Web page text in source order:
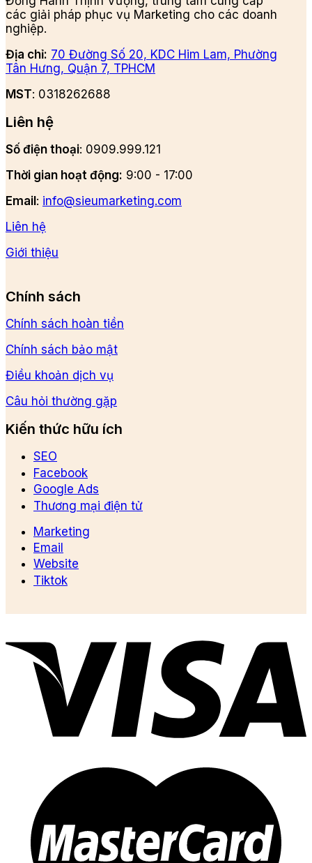
các giải pháp phục vụ Marketing cho các doanh
nghiệp.
Địa chỉ: 70 Đường Số 20, KDC Him Lam, Phường
Tân Hưng, Quận 7, TPHCM
MST: 0318262688
Liên hệ
Số điện thoại: 0909.999.121
Thời gian hoạt động: 9:00 - 17:00
Email: info@sieumarketing.com
Liên hệ
Giới thiệu
Chính sách
Chính sách hoàn tiền
Chính sách bảo mật
Điều khoản dịch vụ
Câu hỏi thường gặp
Kiến thức hữu ích
SEO
Facebook
Google Ads
Thương mại điện tử
Marketing
Email
Website
Tiktok